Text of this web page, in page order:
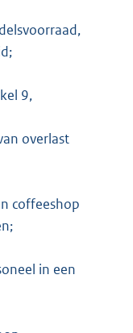
9,
overlast
coffeeshop
in een